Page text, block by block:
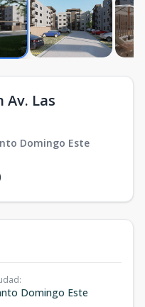
Av. Las
Domingo Este
:
Domingo Este